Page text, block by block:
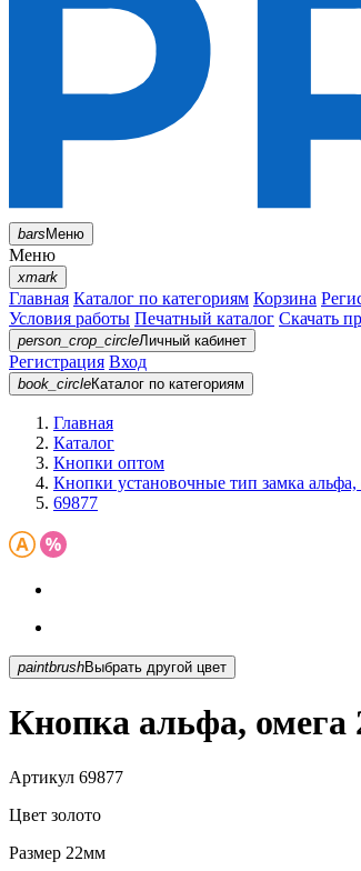
barsМеню
Меню
xmark
Главная Каталог по категориям Корзина
Условия работы Печатный каталог Скачать
person_crop_circleЛичный кабинет
Регистрация Вход
book_circleКаталог по категориям
Главная
Каталог
Кнопки оптом
Кнопки установочные тип замка альфа,
69877
paintbrush Выбрать другой цвет
Кнопка альфа, омега
Артикул 69877
Цвет золото
Размер 22мм